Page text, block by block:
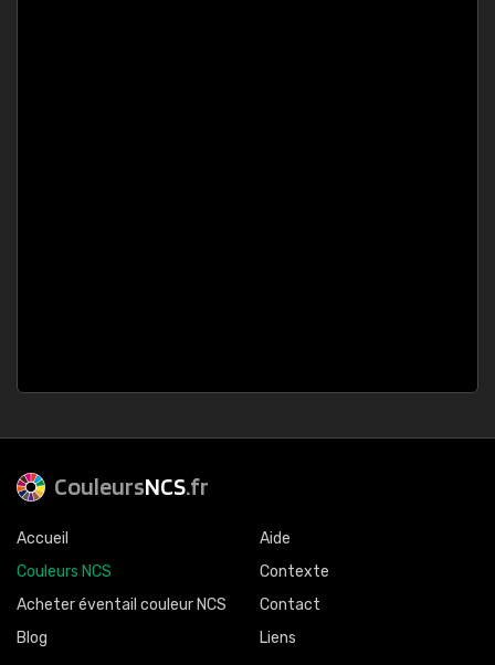
CouleursNCS.fr
Accueil
Couleurs NCS
Acheter éventail couleur NCS
Blog
Aide
Contexte
Contact
Liens